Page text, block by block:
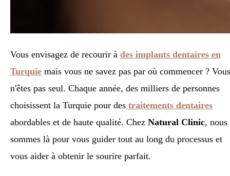
Vous envisagez de recourir à des implants dentaires en
Turquie mais vous ne savez pas par où commencer ? Vous
n'êtes pas seul. Chaque année, des milliers de personnes
choisissent la Turquie pour des traitements dentaires
abordables et de haute qualité. Chez Natural Clinic, nous
sommes là pour vous guider tout au long du processus et
vous aider à obtenir le sourire parfait.